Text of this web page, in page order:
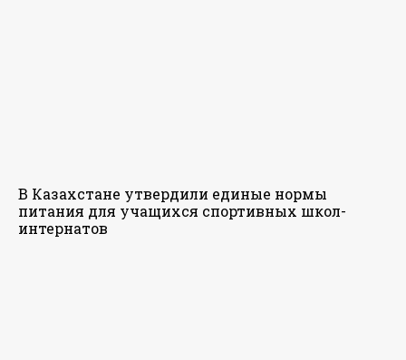
В Казахстане утвердили единые нормы
питания для учащихся спортивных школ-
интернатов